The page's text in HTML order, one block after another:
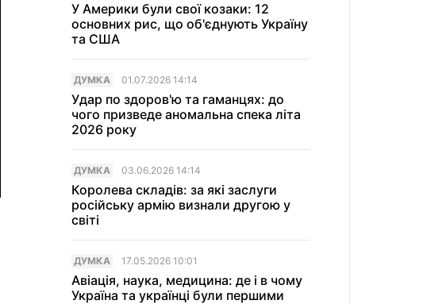
У Америки були свої козаки: 12
основних рис, що об'єднують Україну
та США
ДУМКА 01.07.2026 14:14
Удар по здоров'ю та гаманцях: до
чого призведе аномальна спека літа
2026 року
ДУМКА 03.06.2026 14:14
Королева складів: за які заслуги
російську армію визнали другою у
світі
ДУМКА 17.05.2026 10:01
Авіація, наука, медицина: де і в чому
Україна та українці були першими